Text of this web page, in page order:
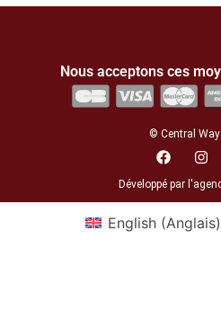
Nous acceptons ces
© Central
Développé par
English(Anglais)